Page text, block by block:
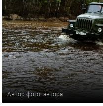
Автор фото: автора